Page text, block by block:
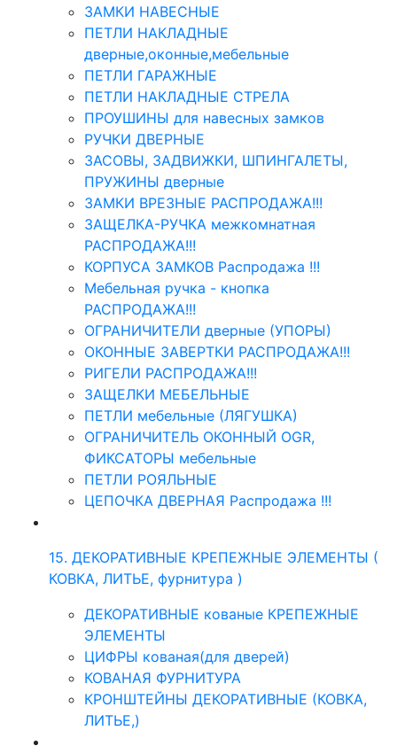
ЗАМКИ НАВЕСНЫЕ
ПЕТЛИ НАКЛАДНЫЕ
дверные,оконные,мебельные
ПЕТЛИ ГАРАЖНЫЕ
ПЕТЛИ НАКЛАДНЫЕ СТРЕЛА
ПРОУШИНЫ для навесных замков
РУЧКИ ДВЕРНЫЕ
ЗАСОВЫ, ЗАДВИЖКИ, ШПИНГАЛЕТЫ,
ПРУЖИНЫ дверные
ЗАМКИ ВРЕЗНЫЕ РАСПРОДАЖА!!!
ЗАЩЕЛКА-РУЧКА межкомнатная
РАСПРОДАЖА!!!
КОРПУСА ЗАМКОВ Распродажа !!!
Мебельная ручка - кнопка
РАСПРОДАЖА!!!
ОГРАНИЧИТЕЛИ дверные (УПОРЫ)
ОКОННЫЕ ЗАВЕРТКИ РАСПРОДАЖА!!!
РИГЕЛИ РАСПРОДАЖА!!!
ЗАЩЕЛКИ МЕБЕЛЬНЫЕ
ПЕТЛИ мебельные (ЛЯГУШКА)
ОГРАНИЧИТЕЛЬ ОКОННЫЙ OGR,
ФИКСАТОРЫ мебельные
ПЕТЛИ РОЯЛЬНЫЕ
ЦЕПОЧКА ДВЕРНАЯ Распродажа !!!
15. ДЕКОРАТИВНЫЕ КРЕПЕЖНЫЕ ЭЛЕМЕНТЫ (
КОВКА, ЛИТЬЕ, фурнитура )
ДЕКОРАТИВНЫЕ кованые КРЕПЕЖНЫЕ
ЭЛЕМЕНТЫ
ЦИФРЫ кованая(для дверей)
КОВАНАЯ ФУРНИТУРА
КРОНШТЕЙНЫ ДЕКОРАТИВНЫЕ (КОВКА,
ЛИТЬЕ,)